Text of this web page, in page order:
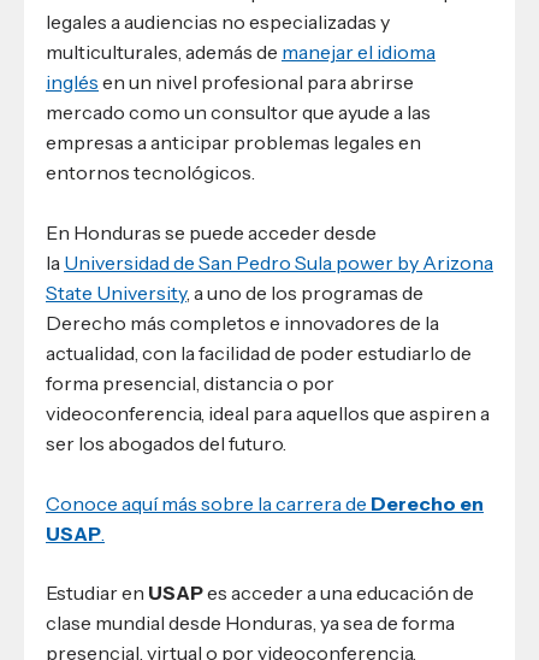
legales a audiencias no especializadas y
multiculturales, además de manejar el idioma
inglés en un nivel profesional para abrirse
mercado como un consultor que ayude a las
empresas a anticipar problemas legales en
entornos tecnológicos.
En Honduras se puede acceder desde
la Universidad de San Pedro Sula power by Arizona
State University, a uno de los programas de
Derecho más completos e innovadores de la
actualidad, con la facilidad de poder estudiarlo de
forma presencial, distancia o por
videoconferencia, ideal para aquellos que aspiren a
ser los abogados del futuro.
Conoce aquí más sobre la carrera de Derecho en
USAP
Estudiar en USAPes acceder a una educación de
clase mundial desde Honduras, ya sea de forma
presencial, virtual o por videoconferencia.